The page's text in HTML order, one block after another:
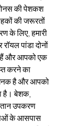
की पेशकश
की जरूरतों
के लिए, हमारी
पांडा दोनों
और आपको एक
करने का
है और आपको
है। बेशक,
उपकरण
के आसपास